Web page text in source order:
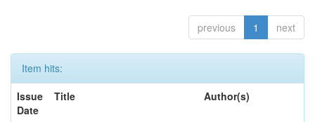
previous 1 next
Item hits:
Issue
Date
Title Author(s)